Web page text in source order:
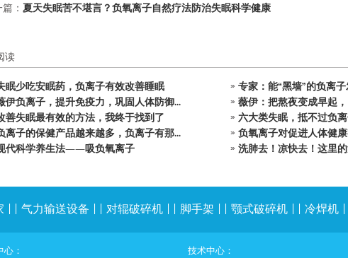
： 夏天失眠苦不堪言？负氧离子自然疗法防治失眠科学健康
读
眠少吃安眠药，负离子有效改善睡眠
专家：能“黑墙”的负离
伊负离子，提升免疫力，巩固人体防御...
薇伊：把熬夜变成早起
善失眠最有效的方法，我终于找到了
六大类失眠，抵不过负
离子的保健产品越来越多，负离子有那...
负氧离子对促进人体健
代科学养生法——吸负氧离子
洗肺去！凉快去！这里
气力输送设备 对辊破碎机 脚手架 颚式破碎机 冷焊机
：
技术中心：